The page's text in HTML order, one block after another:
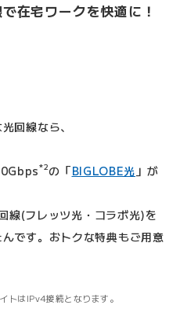
在宅ワークを快適に！
回線なら、
*2の「BIGLOBE光 」が
線(フレッツ光・コラボ光)を
です。おトクな特典もご用意
トはIPv4接続となります。